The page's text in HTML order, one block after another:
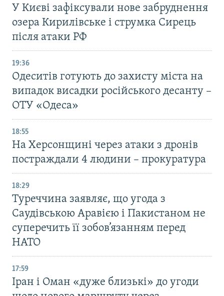
У Києві зафіксували нове забруднення
озера Кирилівське і струмка Сирець
після атаки РФ
19:36
Одеситів готують до захисту міста на
випадок висадки російського десанту –
ОТУ «Одеса»
18:55
На Херсонщині через атаки з дронів
постраждали 4 людини – прокуратура
18:29
Туреччина заявляє, що угода з
Саудівською Аравією і Пакистаном не
суперечить її зобов’язанням перед
НАТО
17:59
Іран і Оман «дуже близькі» до угоди